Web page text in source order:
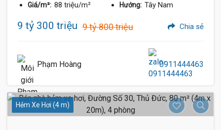
Giá/m²: 88 triệu/m² Hướng: Tây Nam
9 tỷ 300 triệu 9 tỷ 800 triệu Chia sẻ
Phạm Hoàng 0911444463
Hẻm Xe Hơi (4 m)